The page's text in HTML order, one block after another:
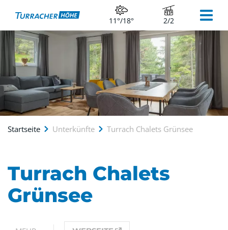
11°/18° 2/2
Startseite Unterkünfte Turrach Chalets Grünsee
Turrach Chalets
Grünsee